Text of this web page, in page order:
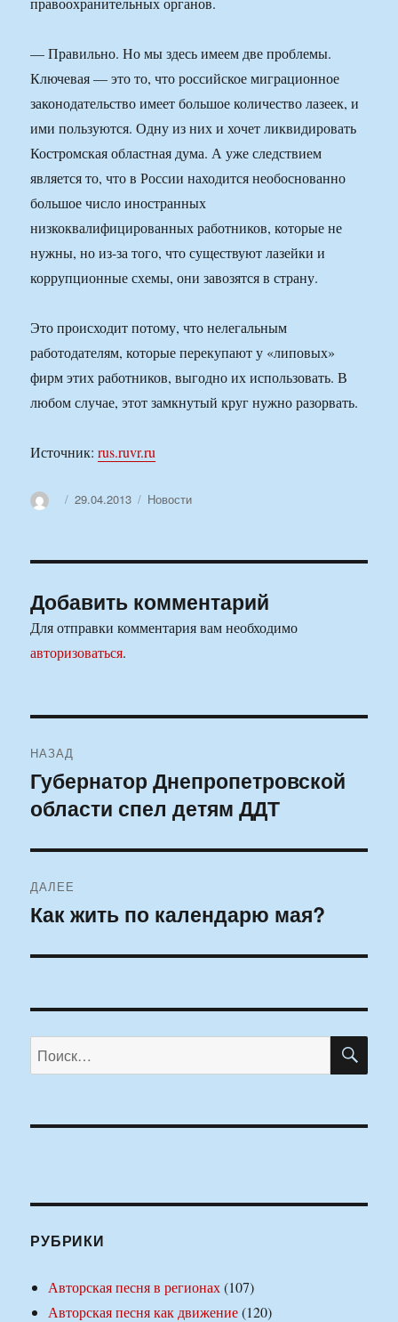
— Правильно. Но мы здесь имеем две проблемы.
Ключевая — это то, что российское миграционное
законодательство имеет большое количество лазеек, и
ими пользуются. Одну из них и хочет ликвидировать
Костромская областная дума. А уже следствием
является то, что в России находится необоснованно
большое число иностранных
низкоквалифицированных работников, которые не
нужны, но из-за того, что существуют лазейки и
коррупционные схемы, они завозятся в страну.
Это происходит потому, что нелегальным
работодателям, которые перекупают у «липовых»
фирм этих работников, выгодно их использовать. В
любом случае, этот замкнутый круг нужно разорвать.
Источник:rus.ruvr.ru
АвторОпубликовано
29.04.2013 Рубрики
Новости
Добавить комментарий
Для отправки комментария вам необходимо
авторизоваться.
по
записям
НАЗАД
Предыдущая
запись:
Губернатор Днепропетровской
области спел детям ДДТ
ДАЛЕЕ
Следующая
Как жить по календарю мая?
Искать:
РУБРИКИ
Авторская песня в регионах(107)
Авторская песня как движение(120)